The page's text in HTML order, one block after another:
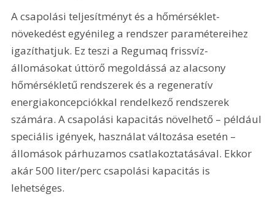
A csapolási teljesítményt és a hőmérséklet-
növekedést egyénileg a rendszer paramétereihez
igazíthatjuk. Ez teszi a Regumaq frissvíz-
állomásokat úttörő megoldássá az alacsony
hőmérsékletű rendszerek és a regeneratív
energiakoncepciókkal rendelkező rendszerek
számára. A csapolási kapacitás növelhető – például
speciális igények, használat változása esetén –
állomások párhuzamos csatlakoztatásával. Ekkor
akár 500 liter/perc csapolási kapacitás is
lehetséges.